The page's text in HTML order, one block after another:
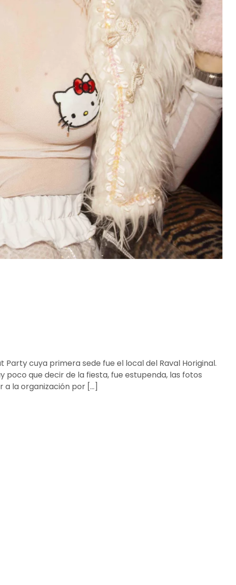
cuya primera sede fue el local del Raval Horiginal.
poco que decir de la fiesta, fue estupenda, las fotos
a la organización por […]